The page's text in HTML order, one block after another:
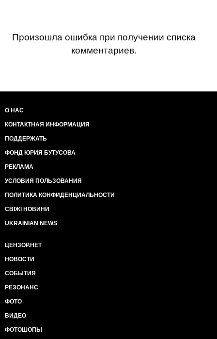
Произошла ошибка при получении списка
комментариев.
О НАС
КОНТАКТНАЯ ИНФОРМАЦИЯ
ПОДДЕРЖАТЬ
ФОНД ЮРИЯ БУТУСОВА
РЕКЛАМА
УСЛОВИЯ ПОЛЬЗОВАНИЯ
ПОЛИТИКА КОНФИДЕНЦИАЛЬНОСТИ
СВІЖІ НОВИНИ
UKRAINIAN NEWS
ЦЕНЗОР.НЕТ
НОВОСТИ
СОБЫТИЯ
РЕЗОНАНС
ФОТО
ВИДЕО
ФОТОШОПЫ